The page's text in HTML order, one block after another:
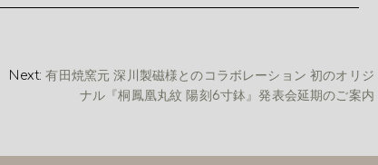
Next:有田焼窯元 深川製磁様とのコラボレーション 初のオリジ
ナル『桐鳳凰丸紋 陽刻6寸鉢』発表会延期のご案内